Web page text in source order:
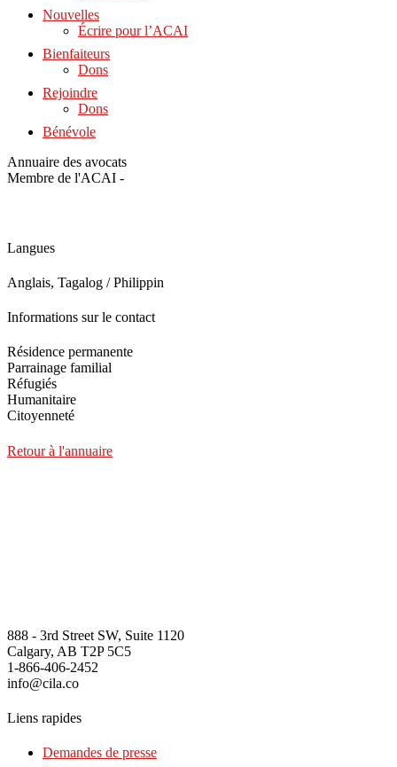
Nouvelles
Écrire pour l’ACAI
Bienfaiteurs
Dons
Rejoindre
Dons
Bénévole
Annuaire des avocats
Membre de l'ACAI -
Langues
Anglais, Tagalog / Philippin
Informations sur le contact
Résidence permanente
Parrainage familial
Réfugiés
Humanitaire
Citoyenneté
Retour à l'annuaire
888 - 3rd Street SW, Suite 1120
Calgary, AB T2P 5C5
1-866-406-2452
info@cila.co
Liens rapides
Demandes de presse